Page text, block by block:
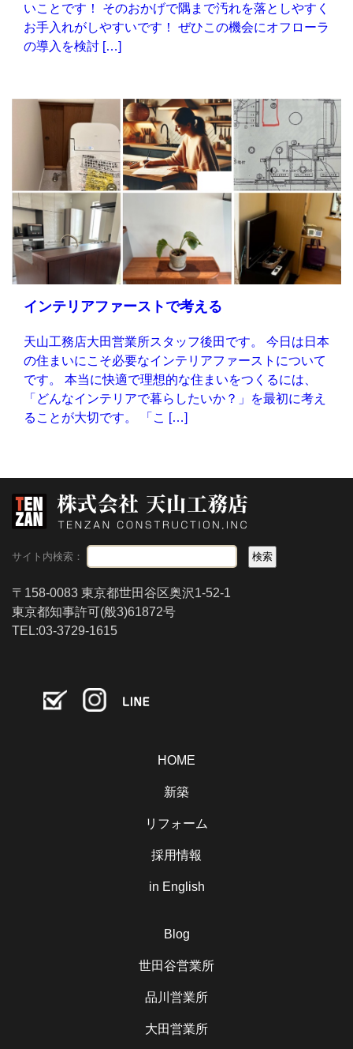
いことです！ そのおかげで隅まで汚れを落としやすく
お手入れがしやすいです！ ぜひこの機会にオフローラ
の導入を検討 […]
インテリアファーストで考える
天山工務店大田営業所スタッフ後田です。 今日は日本
の住まいにこそ必要なインテリアファーストについて
です。 本当に快適で理想的な住まいをつくるには、
「どんなインテリアで暮らしたいか？」を最初に考え
ることが大切です。 「こ […]
サイト内検索：
〒158-0083 東京都世田谷区奥沢1-52-1
東京都知事許可(般3)61872号
TEL:03-3729-1615
HOME
新築
リフォーム
採用情報
in English
Blog
世田谷営業所
品川営業所
大田営業所